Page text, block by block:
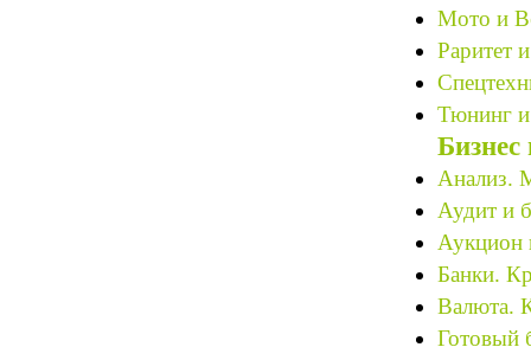
Мото и
Раритет
Тюнинг
Анализ.
Аудит и
Аукцион
Банки.
Валюта.
Готовый